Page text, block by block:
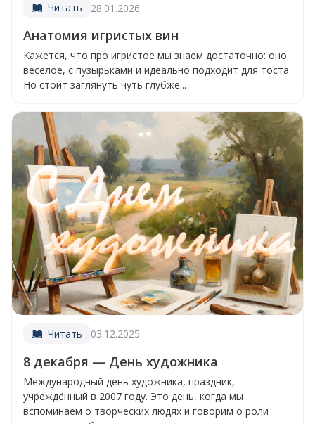
Читать 28.01.2026
Анатомия игристых вин
Кажется, что про игристое мы знаем достаточно: оно
веселое, с пузырьками и идеально подходит для тоста.
Но стоит заглянуть чуть глубже...
Читать 03.12.2025
8 декабря — День художника
Международный день художника, праздник,
учреждённый в 2007 году. Это день, когда мы
вспоминаем о творческих людях и говорим о роли